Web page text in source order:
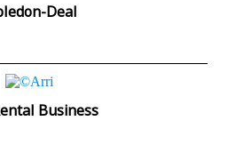
Deal
Business